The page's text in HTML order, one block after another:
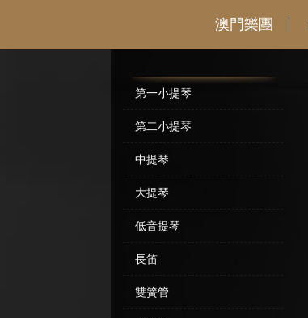
第一小提琴
第二小提琴
中提琴
大提琴
低音提琴
長笛
雙簧管
澳門樂團